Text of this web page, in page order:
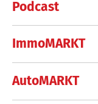
Podcast
ImmoMARKT
AutoMARKT